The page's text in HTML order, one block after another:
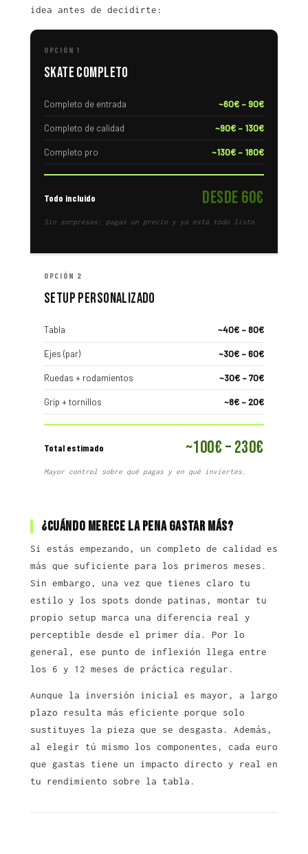
idea antes de decidirte:
OPCIÓN 1
Skate completo
Completo de entrada ~60€ – 90€
Completo de calidad ~90€ – 130€
Completo pro ~130€ – 180€
Todo incluido desde 60€
Sin sorpresas: pagas un precio y ya está todo listo.
OPCIÓN 2
Setup personalizado
Tabla ~40€ – 80€
Ejes (par) ~30€ – 60€
Ruedas + rodamientos ~30€ – 70€
Grip + tornillos ~8€ – 20€
Total estimado ~100€ – 230€
Mayor control sobre qué pagas y en qué inviertes.
¿Cuándo merece la pena gastar más?
Si estás empezando, un completo de calidad es
más que suficiente para los primeros meses.
Sin embargo, una vez que tienes claro tu
estilo y los spots donde patinas, montar tu
propio setup marca una diferencia real y
perceptible desde el primer día. Por lo
general, ese punto de inflexión llega entre
los 6 y 12 meses de práctica regular.
Aunque la inversión inicial es mayor, a largo
plazo resulta más eficiente porque solo
sustituyes la pieza que se desgasta. Además,
al elegir tú mismo los componentes, cada euro
que gastas tiene un impacto directo y real en
tu rendimiento sobre la tabla.